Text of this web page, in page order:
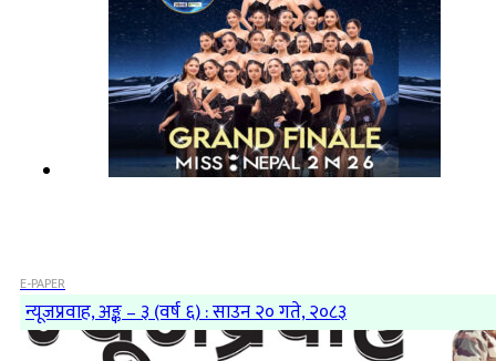
E-PAPER
न्यूजप्रवाह, अङ्क – ३ (वर्ष ६) : साउन २० गते, २०८३